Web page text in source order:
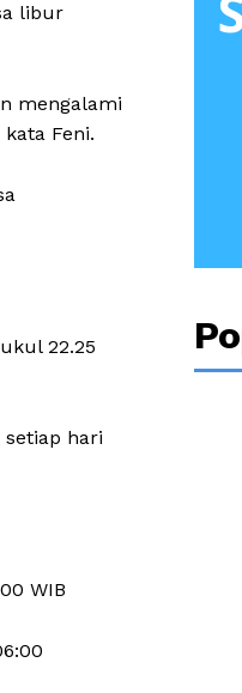
libur
mengalami
Feni.
22.25
setiap hari
WIB